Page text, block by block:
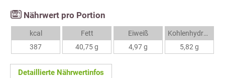
Nährwert pro Portion
kcal
387
Fett
40,75 g
Eiweiß
4,97 g
Kohlenhydrate
5,82 g
Detaillierte Nährwertinfos